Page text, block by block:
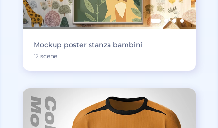
Mockup poster stanza bambini
12 scene